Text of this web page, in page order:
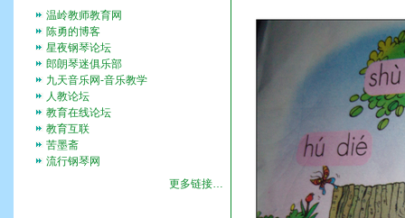
温岭教师教育网
陈勇的博客
星夜钢琴论坛
郎朗琴迷俱乐部
九天音乐网-音乐教学
人教论坛
教育在线论坛
教育互联
苦墨斋
流行钢琴网
更多链接…